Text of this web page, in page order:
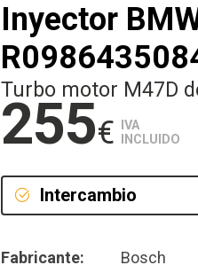
Inyector
Turbo motor M47D
255€
IVA
INCLUIDO
Intercambio
Fabricante:
Bosch